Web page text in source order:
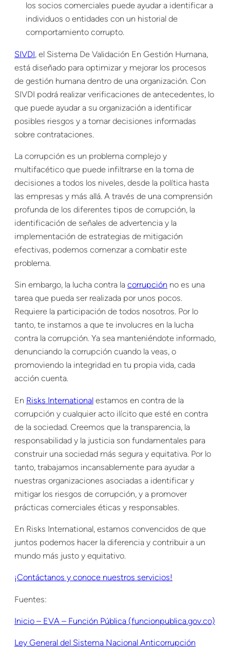
los socios comerciales puede ayudar a identificar a
individuos o entidades con un historial de
comportamiento corrupto.
SIVDI, el Sistema De Validación En Gestión Humana,
está diseñado para optimizar y mejorar los procesos
de gestión humana dentro de una organización. Con
SIVDI podrá realizar verificaciones de antecedentes, lo
que puede ayudar a su organización a identificar
posibles riesgos y a tomar decisiones informadas
sobre contrataciones.
La corrupción es un problema complejo y
multifacético que puede infiltrarse en la toma de
decisiones a todos los niveles, desde la política hasta
las empresas y más allá. A través de una comprensión
profunda de los diferentes tipos de corrupción, la
identificación de señales de advertencia y la
implementación de estrategias de mitigación
efectivas, podemos comenzar a combatir este
problema.
Sin embargo, la lucha contra la corrupción no es una
tarea que pueda ser realizada por unos pocos.
Requiere la participación de todos nosotros. Por lo
tanto, te instamos a que te involucres en la lucha
contra la corrupción. Ya sea manteniéndote informado,
denunciando la corrupción cuando la veas, o
promoviendo la integridad en tu propia vida, cada
acción cuenta.
En Risks International estamos en contra de la
corrupción y cualquier acto ilícito que esté en contra
de la sociedad. Creemos que la transparencia, la
responsabilidad y la justicia son fundamentales para
construir una sociedad más segura y equitativa. Por lo
tanto, trabajamos incansablemente para ayudar a
nuestras organizaciones asociadas a identificar y
mitigar los riesgos de corrupción, y a promover
prácticas comerciales éticas y responsables.
En Risks International, estamos convencidos de que
juntos podemos hacer la diferencia y contribuir a un
mundo más justo y equitativo.
¡Contáctanos y conoce nuestros servicios!
Fuentes:
Inicio – EVA – Función Pública (funcionpublica.gov.co)
Ley General del Sistema Nacional Anticorrupción